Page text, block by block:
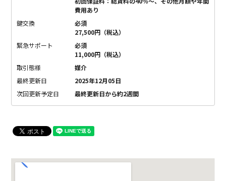
費用あり
鍵交換
必須
27,500円（税込）
緊急サポート
必須
11,000円（税込）
取引態様
媒介
最終更新日
2025年12月05日
次回更新予定日
最終更新日から約2週間